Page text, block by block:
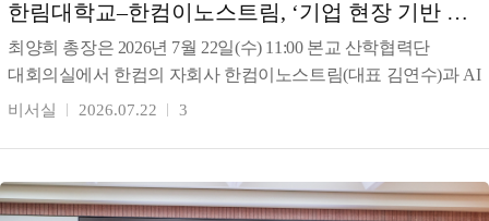
한림대학교–한컴이노스트림, ‘기업 현장 기반 AI
인재양성 체계 구축’을 위한 상호협력 협
최양희 총장은 2026년 7월 22일(수) 11:00 본교 산학협력단
대회의실에서 한컴의 자회사 한컴이노스트림(대표 김연수)과 AI
디지털 혁신 인재 양성을 위한 업무협약(MOU)
비서실 2026.07.22 3